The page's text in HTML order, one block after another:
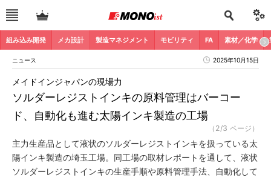
組み込み開発 メカ設計 製造マネジメント モビリティ FA 素材／化学
ニュース 2025年10月15日
ソルダーレジストインキの原料管理はバーコー
ド、自動化も進む太陽インキ製造の工場
メイドインジャパンの現場力
（2/3 ページ）
主力生産品として液状のソルダーレジストインキを扱っている太
陽インキ製造の埼玉工場。同工場の取材レポートを通して、液状
ソルダーレジストインキの生産手順や原料管理手法、自動化して